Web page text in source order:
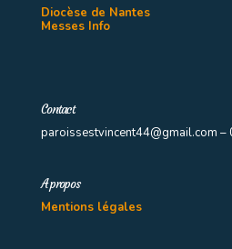
Diocèse de Nantes
Messes Info
Contact
paroissestvincent44@gmail.com –
A propos
Mentions légales